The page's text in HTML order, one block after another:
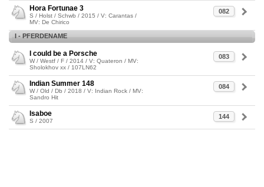
082
Hora Fortunae 3
S / Holst / Schwb / 2015 / V: Carantas /
MV: De Chirico
I - PFERDENAME
083
I could be a Porsche
W / Westf / F / 2014 / V: Quateron / MV:
Sholokhov xx / 107LN62
084
Indian Summer 148
W / Old / Db / 2018 / V: Indian Rock / MV:
Sandro Hit
144
Isaboe
S / 2007